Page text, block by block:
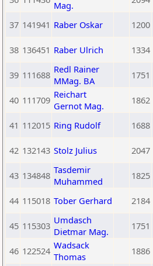
Mag.
37 141941 Raber Oskar 1200
38 136451 Raber Ulrich 1334
39 111688 Redl Rainer
MMag. BA
1751
40 111709 Reichart
Gernot Mag.
1862
41 112015 Ring Rudolf 1688
42 132143 Stolz Julius 2047
43 134848 Tasdemir
Muhammed
1825
44 115018 Tober Gerhard 2184
45 115303 Umdasch
Dietmar Mag.
1751
46 122524 Wadsack
Thomas
1886